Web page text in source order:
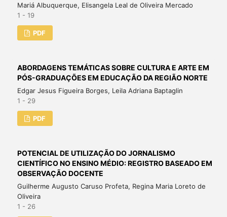
Mariá Albuquerque, Elisangela Leal de Oliveira Mercado
1 - 19
PDF
ABORDAGENS TEMÁTICAS SOBRE CULTURA E ARTE EM
PÓS-GRADUAÇÕES EM EDUCAÇÃO DA REGIÃO NORTE
Edgar Jesus Figueira Borges, Leila Adriana Baptaglin
1 - 29
PDF
POTENCIAL DE UTILIZAÇÃO DO JORNALISMO
CIENTÍFICO NO ENSINO MÉDIO: REGISTRO BASEADO EM
OBSERVAÇÃO DOCENTE
Guilherme Augusto Caruso Profeta, Regina Maria Loreto de
Oliveira
1 - 26